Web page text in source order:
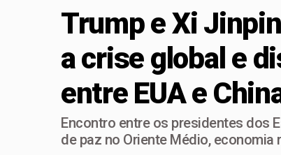
Gustavo
PL-DF
Celina Leão
Guimarães
Podemos
Brasília
Trump e Xi
a crise global e
entre EUA e
Encontro entre os presidentes dos
de paz no Oriente Médio,